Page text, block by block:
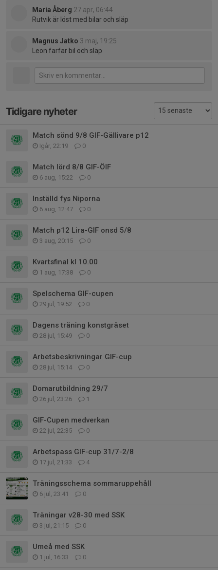
Maria Åberg 27 apr, 06:44
Rutvik är löst med bilar och släp
Magnus Jatko 3 maj, 19:25
Leon farfar bil och släp
Tidigare nyheter
Match sönd 9/8 GIF-Gällivare p12
Igår, 22:19 0
Match lörd 8/8 GIF-ÖIF
6 aug, 15:22 0
Inställd fys Niporna
6 aug, 12:47 0
Match p12 Lira-GIF onsd 5/8
3 aug, 20:15 0
Kvartsfinal kl 10.00
1 aug, 17:38 0
Spelschema GIF-cupen
29 jul, 19:52 0
Dagens träning konstgräset
28 jul, 15:49 0
Arbetsbeskrivningar GIF-cup
28 jul, 15:14 0
Domarutbildning 29/7
26 jul, 23:26 1
GIF-Cupen medverkan
22 jul, 22:35 0
Arbetspass GIF-cup 31/7-2/8
17 jul, 21:33 4
Träningsschema sommaruppehåll
6 jul, 23:41 0
Träningar v28-30 med SSK
3 jul, 21:15 0
Umeå med SSK
1 jul, 16:33 0